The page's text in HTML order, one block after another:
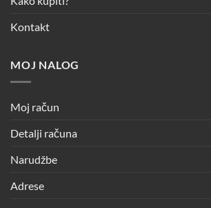
Kontakt
MOJ NALOG
Moj račun
Detalji računa
Narudžbe
Adrese